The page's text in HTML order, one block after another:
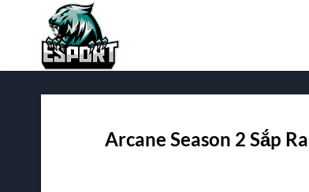
dung
Arcane Season 2 Sắp